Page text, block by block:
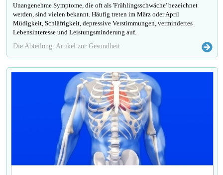
Unangenehme Symptome, die oft als 'Frühlingsschwäche' bezeichnet
werden, sind vielen bekannt. Häufig treten im März oder April
Müdigkeit, Schläfrigkeit, depressive Verstimmungen, vermindertes
Lebensinteresse und Leistungsminderung auf.
Die Abteilung: Artikel zur Gesundheit